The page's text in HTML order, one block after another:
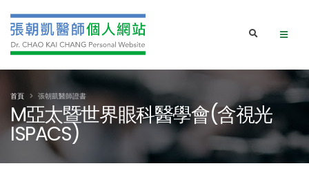
M亞太暨世界眼科醫學會(含視光
ISPACS)
首頁 張朝凱醫師證書